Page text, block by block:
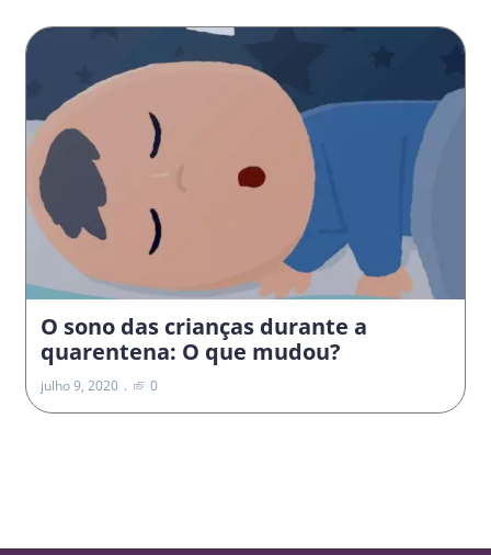
O sono das crianças durante a
quarentena: O que mudou?
julho 9, 2020 0